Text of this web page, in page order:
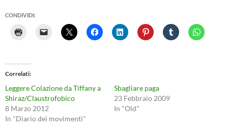
CONDIVIDI:
Correlati
Leggere Colazione da Tiffany a
Shiraz/Claustrofobico
8 Marzo 2012
In "Diario dei movimenti"
Sbagliare paga
23 Febbraio 2009
In "Old"